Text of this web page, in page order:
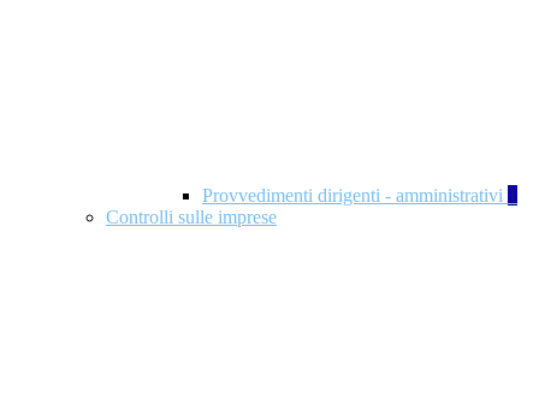
Provvedimenti dirigenti - amministrativi 1
Controlli sulle imprese